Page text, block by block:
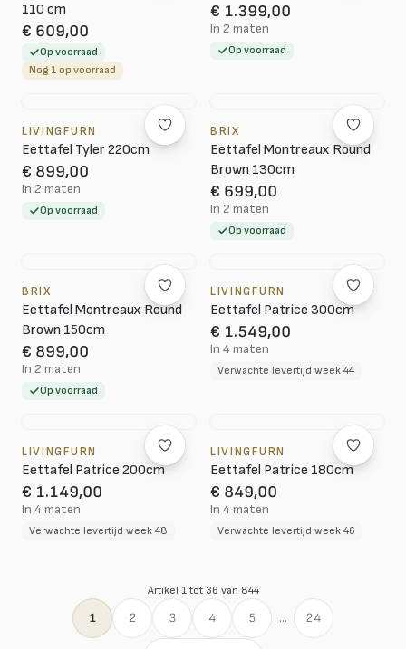
110 cm
€ 609,00
Op voorraad
Nog 1 op voorraad
€ 1.399,00
In 2 maten
Op voorraad
LIVINGFURN
Eettafel Tyler 220cm
€ 899,00
In 2 maten
Op voorraad
BRIX
Eettafel Montreaux Round
Brown 130cm
€ 699,00
In 2 maten
Op voorraad
BRIX
Eettafel Montreaux Round
Brown 150cm
€ 899,00
In 2 maten
Op voorraad
LIVINGFURN
Eettafel Patrice 300cm
€ 1.549,00
In 4 maten
Verwachte levertijd week 44
LIVINGFURN
Eettafel Patrice 200cm
€ 1.149,00
In 4 maten
Verwachte levertijd week 48
LIVINGFURN
Eettafel Patrice 180cm
€ 849,00
In 4 maten
Verwachte levertijd week 46
Artikel 1 tot 36 van 844
1 2 3 4 5 ... 24